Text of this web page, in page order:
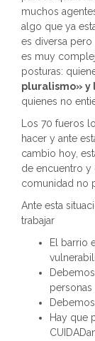
muchos
algo que ya
es diversa
es muy
posturas:
pluralismo» y
quienes no
Los 70 fueros
hacer y ante
cambio hoy,
de encuentro
comunidad no
Ante esta
trabajar
El barrio
Hay que